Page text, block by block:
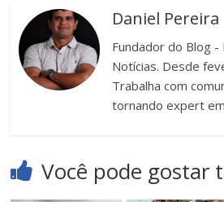
Daniel Pereira
Fundador do Blog -
Notícias. Desde
Trabalha com
tornando expert
Você pode gostar